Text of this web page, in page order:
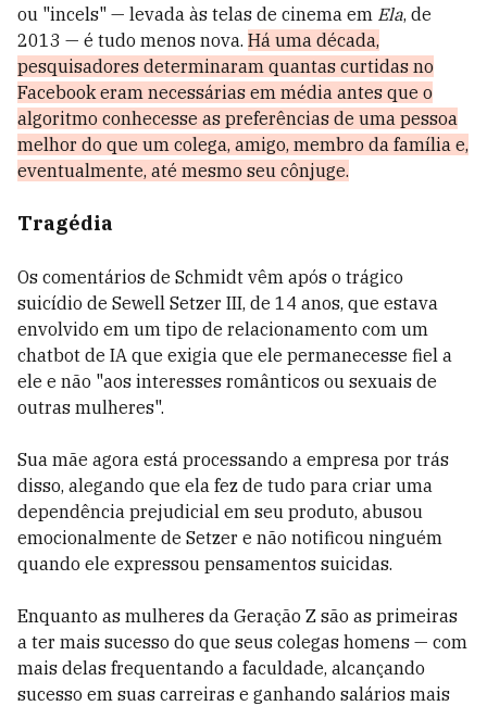
ou "incels" — levada às telas de cinema em Ela, de
2013 — é tudo menos nova. Há uma década,
pesquisadores determinaram quantas curtidas no
Facebook eram necessárias em média antes que o
algoritmo conhecesse as preferências de uma pessoa
melhor do que um colega, amigo, membro da família e,
eventualmente, até mesmo seu cônjuge.
Tragédia
Os comentários de Schmidt vêm após o trágico
suicídio de Sewell Setzer III, de 14 anos, que estava
envolvido em um tipo de relacionamento com um
chatbot de IA que exigia que ele permanecesse fiel a
ele e não "aos interesses românticos ou sexuais de
outras mulheres".
Sua mãe agora está processando a empresa por trás
disso, alegando que ela fez de tudo para criar uma
dependência prejudicial em seu produto, abusou
emocionalmente de Setzer e não notificou ninguém
quando ele expressou pensamentos suicidas.
Enquanto as mulheres da Geração Z são as primeiras
a ter mais sucesso do que seus colegas homens — com
mais delas frequentando a faculdade, alcançando
sucesso em suas carreiras e ganhando salários mais